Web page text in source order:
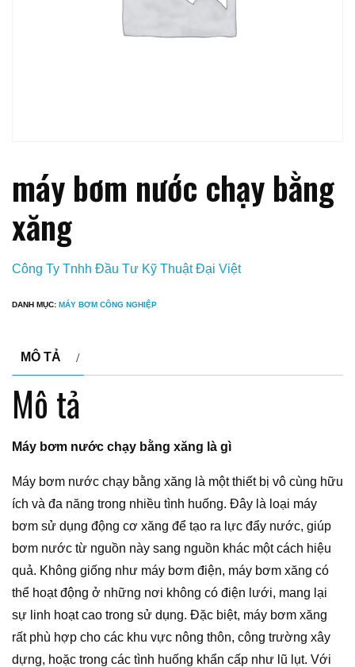
máy bơm nước chạy bằng
xăng
Công Ty Tnhh Đầu Tư Kỹ Thuật Đại Việt
DANH MỤC: MÁY BƠM CÔNG NGHIỆP
MÔ TẢ
Mô tả
Máy bơm nước chạy bằng xăng là gì
Máy bơm nước chạy bằng xăng là một thiết bị vô cùng hữu
ích và đa năng trong nhiều tình huống. Đây là loại máy
bơm sử dụng động cơ xăng để tạo ra lực đẩy nước, giúp
bơm nước từ nguồn này sang nguồn khác một cách hiệu
quả. Không giống như máy bơm điện, máy bơm xăng có
thể hoạt động ở những nơi không có điện lưới, mang lại
sự linh hoạt cao trong sử dụng. Đặc biệt, máy bơm xăng
rất phù hợp cho các khu vực nông thôn, công trường xây
dựng, hoặc trong các tình huống khẩn cấp như lũ lụt. Với